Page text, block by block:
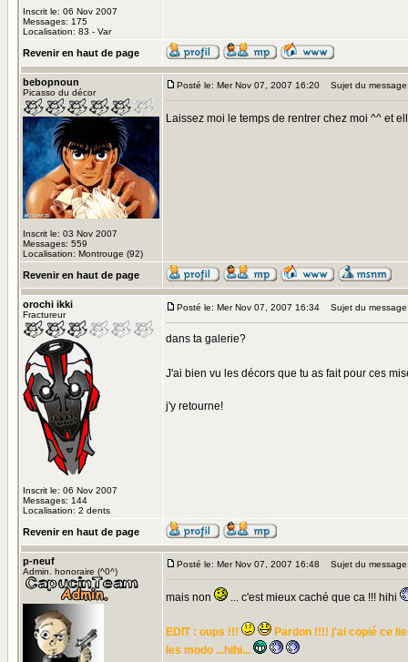
Inscrit le: 06 Nov 2007
Messages: 175
Localisation: 83 - Var
Revenir en haut de page
bebopnoun
Picasso du décor
Inscrit le: 03 Nov 2007
Messages: 559
Localisation: Montrouge (92)
Posté le: Mer Nov 07, 2007 16:20 Sujet du
Laissez moi le temps de rentrer chez moi ^^ et
Revenir en haut de page
orochi ikki
Fractureur
Inscrit le: 06 Nov 2007
Messages: 144
Localisation: 2 dents
Posté le: Mer Nov 07, 2007 16:34 Sujet du
dans ta galerie?
J'ai bien vu les décors que tu as fait pour ces
j'y retourne!
Revenir en haut de page
p-neuf
Admin. honoraire (^0^)
Posté le: Mer Nov 07, 2007 16:48 Sujet du
mais non ... c'est mieux caché que ca !!! hihi
EDIT : oups !!!
Pardon !!!! j'ai copié ce
les modo ...hihi...